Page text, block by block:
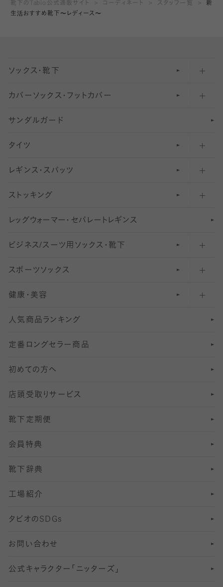
靴下のTabio公式通販サイト コーディネート スタッフ一覧
新
生活おすすめ靴下〜レディース〜
ソックス・靴下
五本指ソックス・靴下
足袋ソックス・靴下
無地・プレーンソックス・靴下
柄ソックス・靴下
スニーカー（くるぶし）用ソックス
アンクル・ショートソックス（くるぶし上）
クルーソックス（ふくらはぎ下）
ハイソックス
オーバーニー・ニーハイソックス
カバーソックス・フットカバー
フットカバー・カバーソックス（深め）
フットカバー・カバーソックス（ふつう）
フットカバー・カバーソックス（浅め）
サンダルガード
タイツ
30デニール以下のタイツ（薄手タイツ）
31〜40デニールタイツ
41〜60デニールタイツ
61〜80デニールタイツ
81 〜110デニールタイツ
111〜210デニールタイツ
211デニールタイツ以上（防寒・厚手タイツ）
レギンス・スパッツ
柄レギンス
無地レギンス
レギンスパンツ（レギパン）
マタニティレギンス
5 分丈
6 分丈レギンス
7 分丈 レギンス
8分丈 レギンス
10分丈 レギンス
12分丈レギンス
13分丈レギンス
ストッキング
伝線しにくいストッキング
ショートストッキング
結婚式用ストッキング
美脚ストッキング
オールスルーストッキング
レッ グ ウォー マー ・ セパレー ト レ ギンス
ビジネス/スーツ用 ソックス・靴下
匠シリーズ
フレッシャーズ向けソックス・靴下
冠婚葬祭向けソックス・靴下
スーツカジュアルソックス・靴下
ロングホーズ
スポーツソックス
ランニングソックス・靴下
ゴルフソックス・靴下
サッカー・フットサル用ソックス
ヨガソックス・靴下
スポーツ用レッグウォーマー
SS サイズ（21～23cm）
Sサイズ（22～25cm）
Mサイズ（25～27cm）
Lサイズ（27～29cm）
健康・美容
インナーソックス
加圧・着圧ソックス
冷えとり靴下
着圧・加圧タイツ
むくみ対策
足の疲れ対策
足の臭い対策
冷え対策
靴ずれ対策
快適な睡眠対策
人気商品ランキング
定番ロングセラー商品
初めての方へ
店頭受取りサービス
靴下定期便
会員特典
靴下辞典
工場紹介
タビオのSDGs
お問い合わせ
公式キャラクター「ニッターズ」